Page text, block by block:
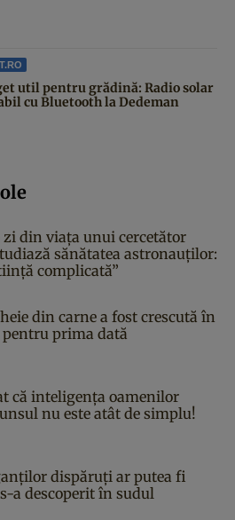
util pentru grădină: Radio solar
cu Bluetooth la Dedeman
zi din viața unui cercetător
sănătatea astronauților:
complicată”
din carne a fost crescută în
pentru prima dată
că inteligența oamenilor
nu este atât de simplu!
dispăruți ar putea fi
a descoperit în sudul